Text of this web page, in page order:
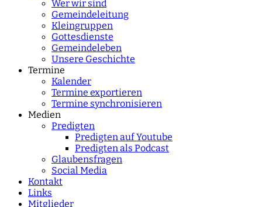
Wer wir sind
Gemeindeleitung
Kleingruppen
Gottesdienste
Gemeindeleben
Unsere Geschichte
Termine
Kalender
Termine exportieren
Termine synchronisieren
Medien
Predigten
Predigten auf Youtube
Predigten als Podcast
Glaubensfragen
Social Media
Kontakt
Links
Mitglieder